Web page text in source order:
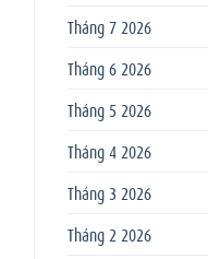
Tháng 7 2026
Tháng 6 2026
Tháng 5 2026
Tháng 4 2026
Tháng 3 2026
Tháng 2 2026